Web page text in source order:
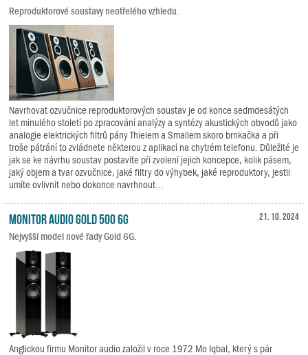
Reproduktorové soustavy neotřelého vzhledu.
Navrhovat ozvučnice reproduktorových soustav je od konce sedmdesátých
let minulého století po zpracování analýzy a syntézy akustických obvodů jako
analogie elektrických filtrů pány Thielem a Smallem skoro brnkačka a při
troše pátrání to zvládnete některou z aplikací na chytrém telefonu. Důležité je
jak se ke návrhu soustav postavíte při zvolení jejich koncepce, kolik pásem,
jaký objem a tvar ozvučnice, jaké filtry do výhybek, jaké reproduktory, jestli
umíte ovlivnit nebo dokonce navrhnout...
21. 10. 2024
Monitor Audio Gold 500 6G
Nejvyšší model nové řady Gold 6G.
Anglickou firmu Monitor audio založil v roce 1972 Mo Iqbal, který s pár